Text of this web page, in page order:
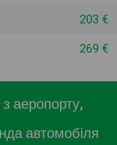
203 €
269 €
аеропорту,
автомобіля